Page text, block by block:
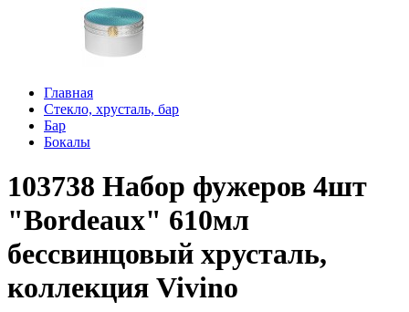
Главная
Стекло, хрусталь, бар
Бар
Бокалы
103738 Набор фужеров 4шт
"Bordeaux" 610мл
бессвинцовый хрусталь,
коллекция Vivino